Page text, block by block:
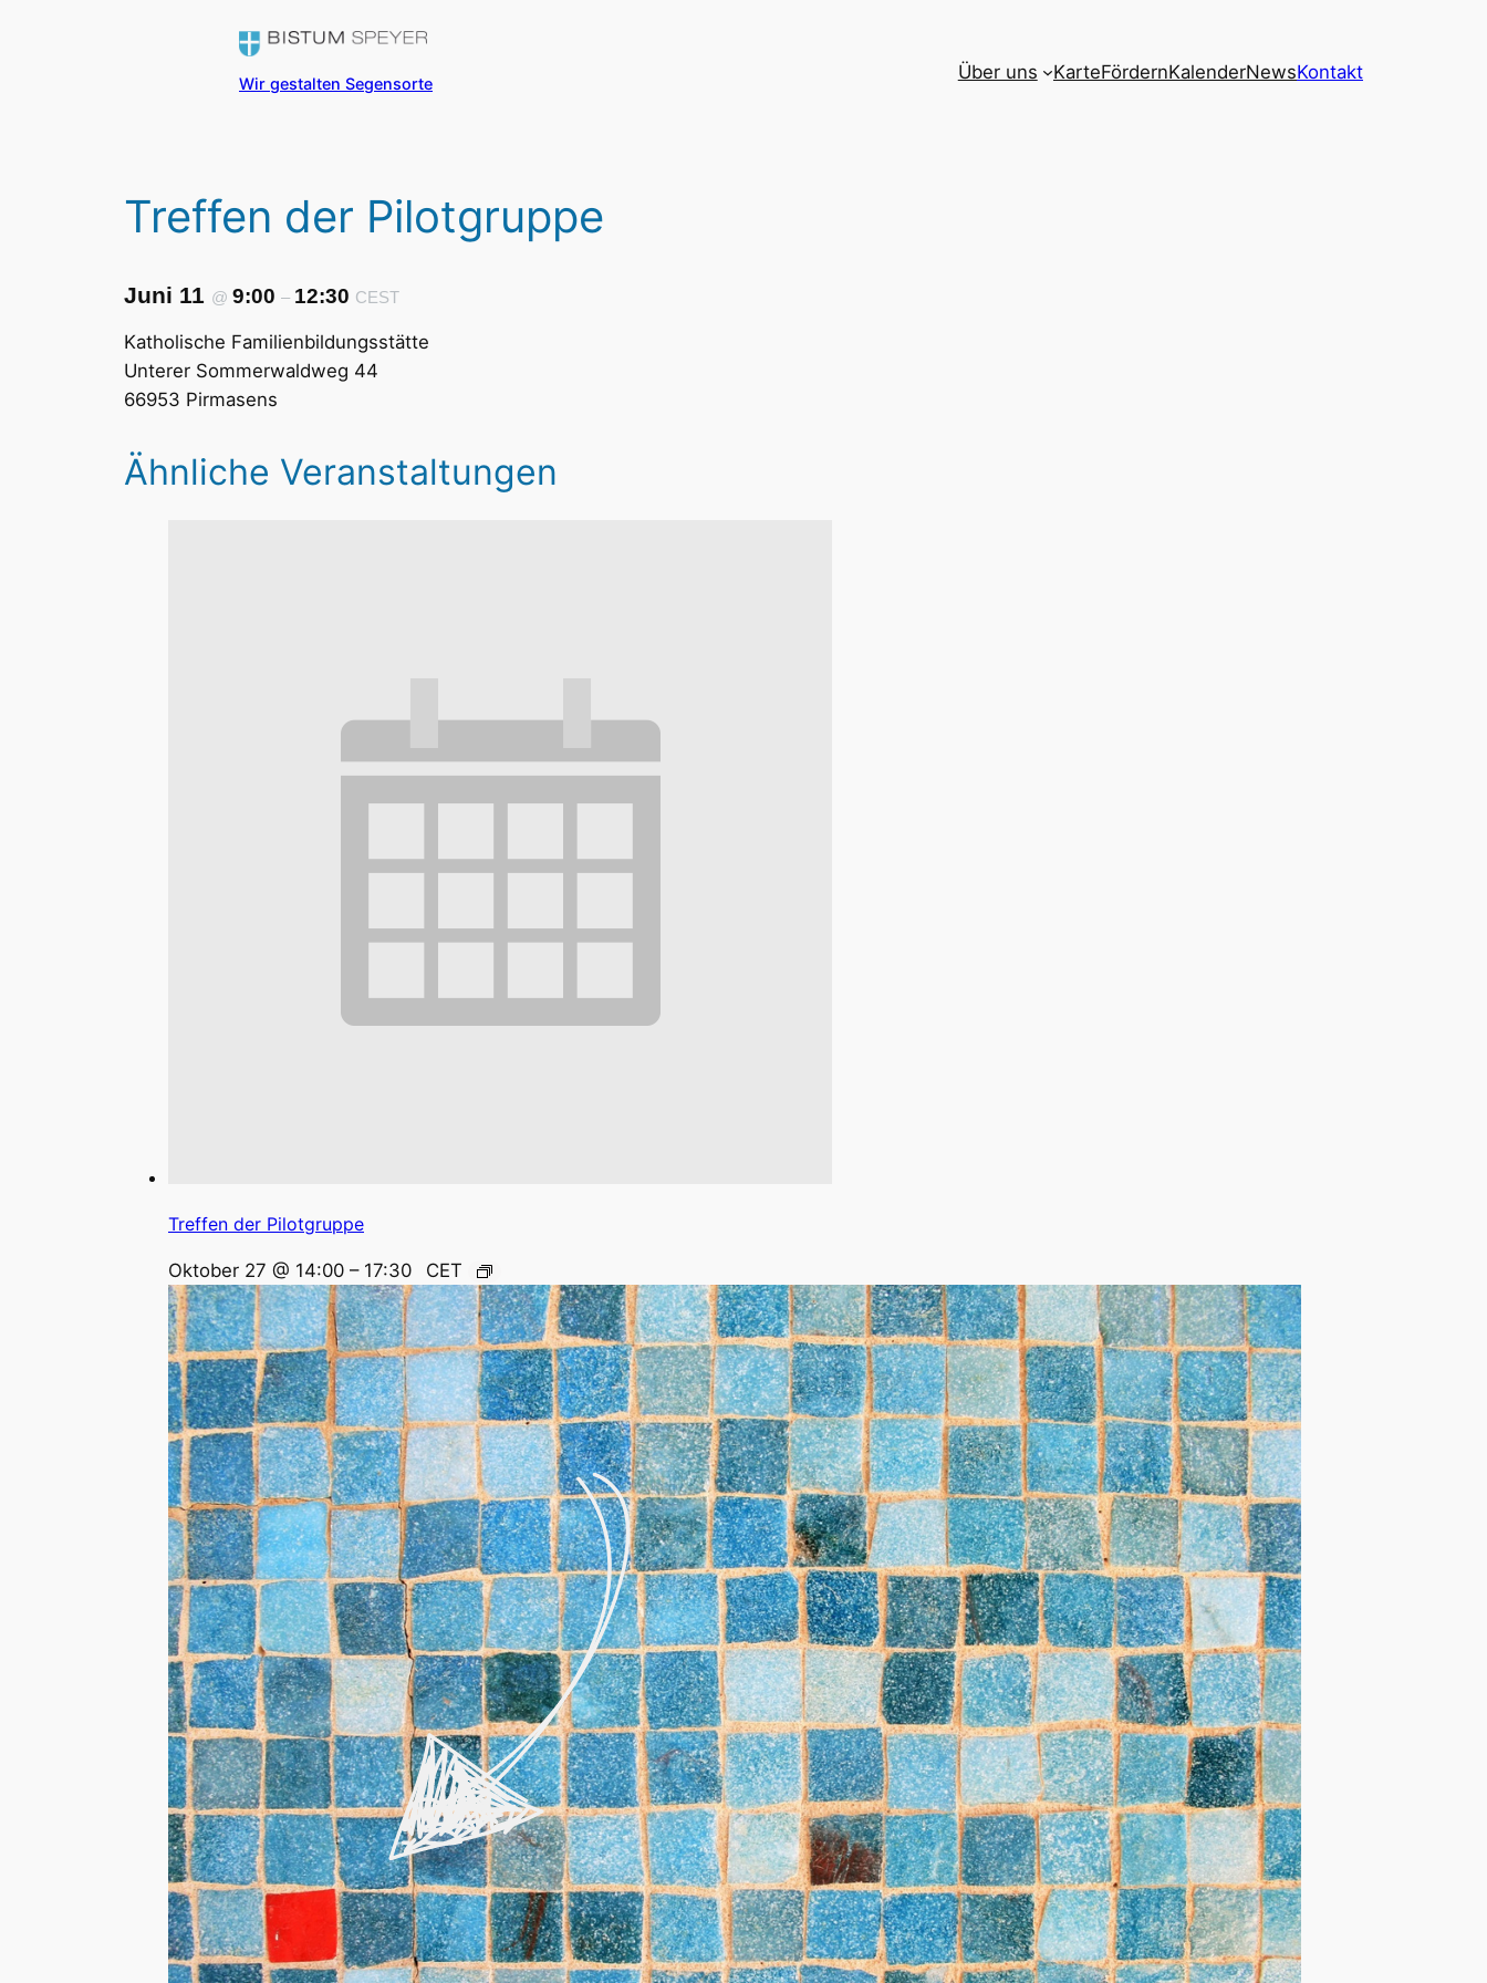
Wir gestalten Segensorte
Über uns KarteFördernKalenderNewsKontakt
Treffen der Pilotgruppe
Juni 11 @ 9:00 – 12:30 CEST
Katholische Familienbildungsstätte
Unterer Sommerwaldweg 44
66953 Pirmasens
Ähnliche Veranstaltungen
Treffen der Pilotgruppe
Oktober 27 @ 14:00 – 17:30 CET